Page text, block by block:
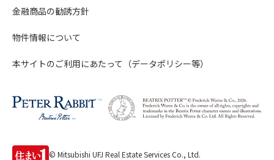
金融商品の勧誘方針
物件情報について
本サイトのご利用にあたって（データポリシー等）
© Mitsubishi UFJ Real Estate Services Co., Ltd.